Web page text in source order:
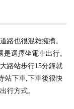
路也很混雜擁擠。
選擇坐電車出行。
路站步行15分鐘就
站下車,下車後很快
行方式。